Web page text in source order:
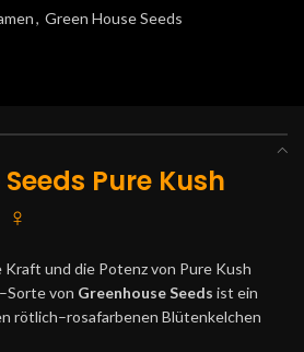
, Green House Seeds
Pure Kush
♀️
Kraft und die Potenzvon Pure Kush
–Sortevon Greenhouse Seeds ist ein
rötlich–rosafarbenen Blütenkelchen